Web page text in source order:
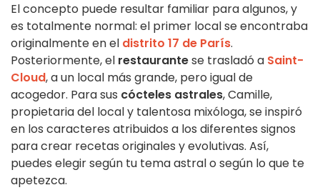
El concepto puede resultar familiar para algunos, y
es totalmente normal: el primer local se encontraba
originalmente en el distrito 17 de París.
Posteriormente, el restaurantese trasladó a Saint-
Cloud, a un local más grande, pero igual de
acogedor. Para sus cócteles astrales, Camille,
propietaria del local y talentosa mixóloga, se inspiró
en los caracteres atribuidos a los diferentes signos
para crear recetas originales y evolutivas. Así,
puedes elegir según tu tema astral o según lo que te
apetezca.